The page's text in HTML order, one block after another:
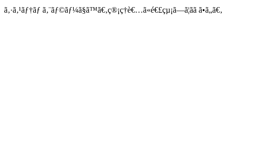
ã‚·ã‚¹ãƒ†ãƒ ã‚¨ãƒ©ãƒ¼ã§ã™ã€‚ç®¡ç†è€…ã«é€£çµ¡ã—ã¦ãã ã•ã„ã€‚